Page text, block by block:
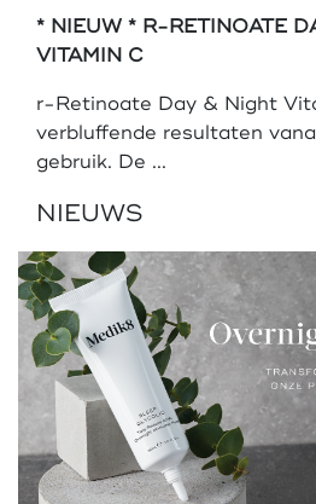
* NIEUW * R-RETINOATE
VITAMIN C
r-Retinoate Day & Night
verbluffende resultaten
gebruik. De ...
NIEUWS